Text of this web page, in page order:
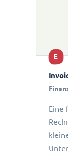
E
Eine